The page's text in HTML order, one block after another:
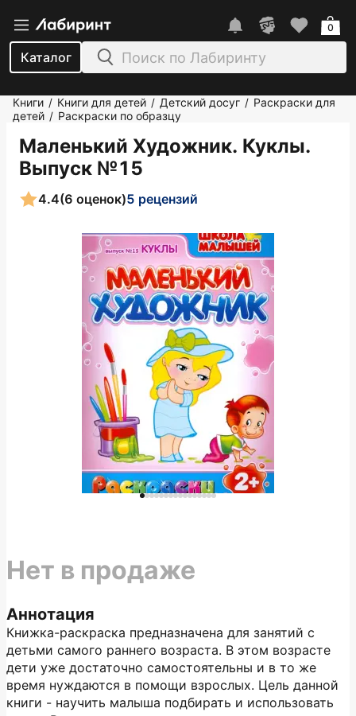
Каталог
0
Книги / Книги для детей / Детский досуг / Раскраски для
детей / Раскраски по образцу
Маленький Художник. Куклы.
Выпуск №15
4.4(6 оценок)5 рецензий
Аннотация
Книжка-раскраска предназначена для занятий с
детьми самого раннего возраста. В этом возрасте
дети уже достаточно самостоятельны и в то же
время нуждаются в помощи взрослых. Цель данной
книги - научить малыша подбирать и использовать
Нет в продаже